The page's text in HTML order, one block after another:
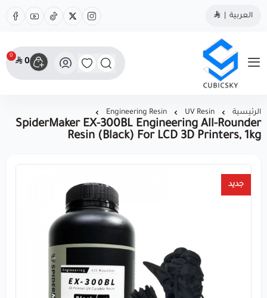
العربية
مؤسسة كيوبك سكاي
0
0
الرئيسية UV Resin
Engineering Resin
SpiderMaker EX-300BL Engineering All-Rounder
Resin (Black) For LCD 3D Printers, 1kg
جديد